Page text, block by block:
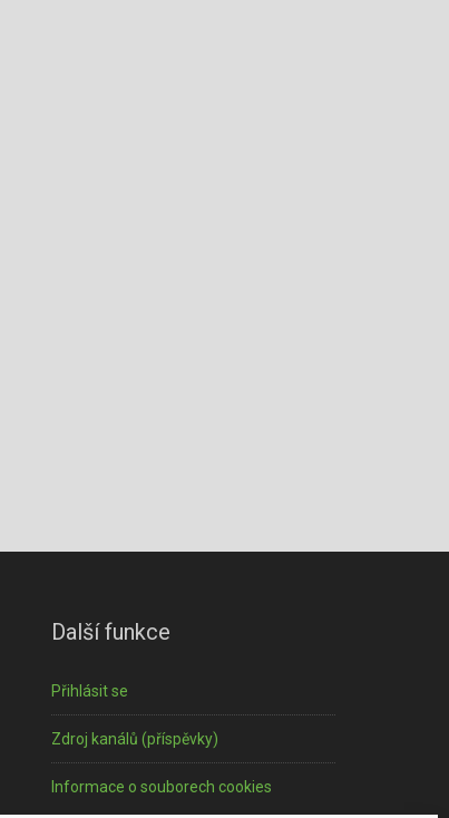
Další funkce
Přihlásit se
Zdroj kanálů (příspěvky)
Informace o souborech cookies